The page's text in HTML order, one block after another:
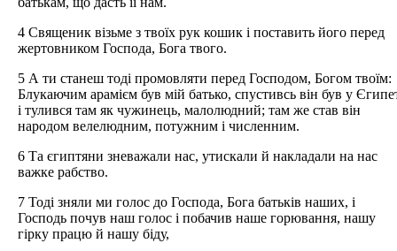
4 Священик візьме з твоїх рук кошик і поставить його перед
жертовником Господа, Бога твого.
5 А ти станеш тоді промовляти перед Господом, Богом твоїм:
Блукаючим арамієм був мій батько, спустивсь він був у
і тулився там як чужинець, малолюдний; там же став він
народом велелюдним, потужним і численним.
6 Та єгиптяни зневажали нас, утискали й накладали на нас
важке рабство.
7 Тоді зняли ми голос до Господа, Бога батьків наших, і
Господь почув наш голос і побачив наше горювання, нашу
гірку працю й нашу біду,